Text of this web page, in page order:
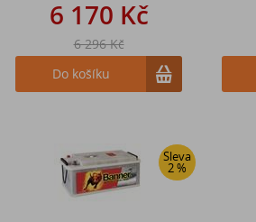
6 170 Kč
6 296 Kč
Do košíku
Sleva
2 %